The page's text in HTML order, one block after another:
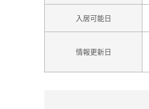
入居可能日
情報更新日